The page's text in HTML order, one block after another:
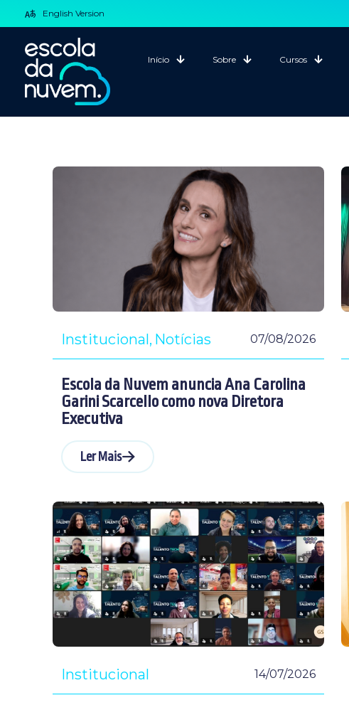
English Version
Início Sobre Cursos
Institucional Notícias 07/08/2026
Escola da Nuvem anuncia Ana Carolina
Garini Scarcello como nova Diretora
Executiva
Ler Mais
Institucional 14/07/2026